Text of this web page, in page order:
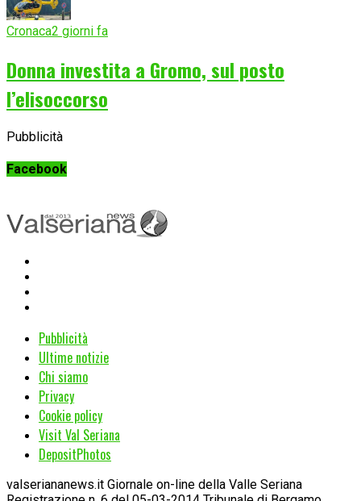
Cronaca2 giorni fa
Donna investita a Gromo, sul posto
l’elisoccorso
Pubblicità
Facebook
Pubblicità
Ultime notizie
Chi siamo
Privacy
Cookie policy
Visit Val Seriana
DepositPhotos
valseriananews.it Giornale on-line della Valle Seriana